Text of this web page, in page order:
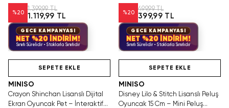
%20
1.399,99 TL
1.119,99 TL
GECE KAMPANYASI
NET %20 İNDİRİM!
Sınırlı Sürelidir • Stoklarla Sınırlıdır
%20
499,99 TL
399,99 TL
GECE KAMPANYASI
NET %20 İNDİRİM!
Sınırlı Sürelidir • Stoklarla Sınırlıdır
SEPETE EKLE
MINISO
Crayon Shinchan Lisanslı Dijital
Ekran Oyuncak Pet – İnteraktif
SEPETE EKLE
MINISO
Disney Lilo & Stitch Lisanslı Peluş
Oyuncak 15 Cm – Mini Peluş